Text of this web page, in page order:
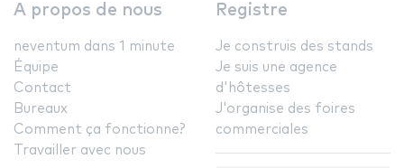
A propos de nous
neventum dans 1 minute
Équipe
Contact
Bureaux
Comment ça fonctionne?
Travailler avec nous
Registre
Je construis des stands
Je suis une agence
d'hôtesses
J'organise des foires
commerciales